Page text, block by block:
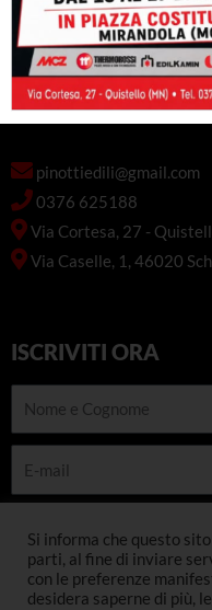
Caldaie
Barbeque
CONTATTACI
pinottiedili@gmail.com
0376 625188
Via Cortesa, 27 -
Via Caselle, 1, 46020
ISCRIVITI ORA
Si informa che questo
parti, al fine di inviare
con le preferenze
desidera saperne di più,